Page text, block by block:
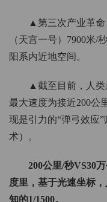
▲第三次产业革
（天宫一号）7900米
阳系内近地空间。
▲截至目前，人
最大速度为接近200公
现是引力的“弹弓效应
术）。
200公里/秒VS30
度里，基于光速坐标
知的1/1500。